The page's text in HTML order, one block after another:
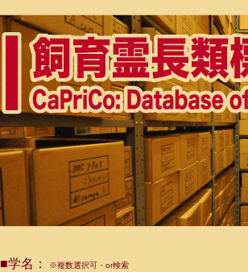
■学名： ※複数選択可・or検索